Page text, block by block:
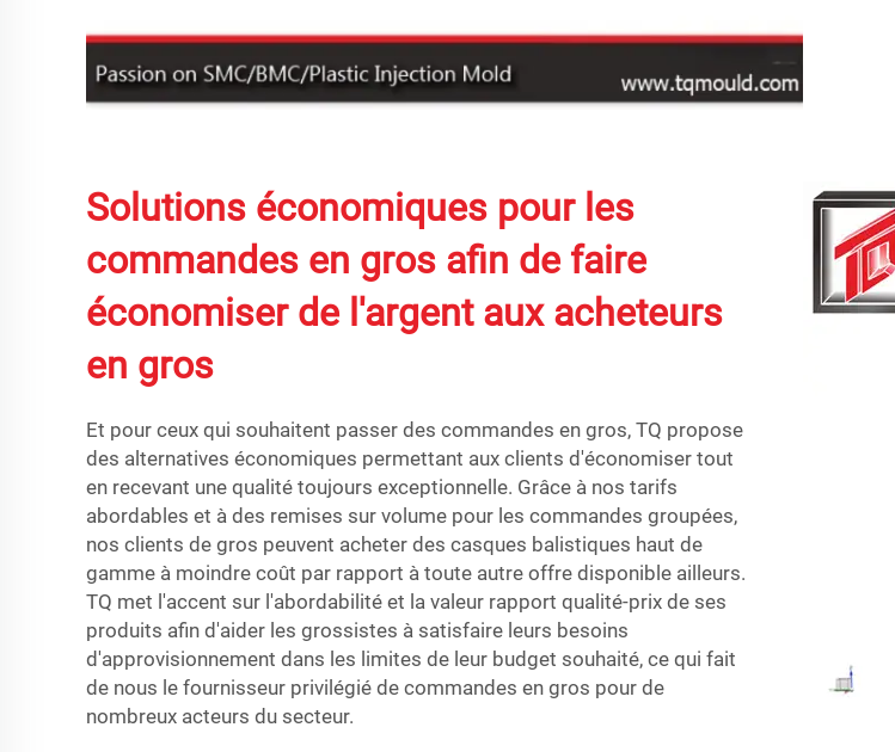
Solutions économiques pour les
commandes en gros afin de faire
économiser de l'argent aux acheteurs
en gros
Et pour ceux qui souhaitent passer des commandes en gros, TQ propose
des alternatives économiques permettant aux clients d'économiser tout
en recevant une qualité toujours exceptionnelle. Grâce à nos tarifs
abordables et à des remises sur volume pour les commandes groupées,
nos clients de gros peuvent acheter des casques balistiques haut de
gamme à moindre coût par rapport à toute autre offre disponible ailleurs.
TQ met l'accent sur l'abordabilité et la valeur rapport qualité-prix de ses
produits afin d'aider les grossistes à satisfaire leurs besoins
d'approvisionnement dans les limites de leur budget souhaité, ce qui fait
de nous le fournisseur privilégié de commandes en gros pour de
nombreux acteurs du secteur.